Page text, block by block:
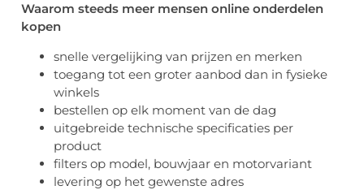
Waarom steeds meer mensen online onderdelen
kopen
snelle vergelijking van prijzen en merken
toegang tot een groter aanbod dan in fysieke
winkels
bestellen op elk moment van de dag
uitgebreide technische specificaties per
product
filters op model, bouwjaar en motorvariant
levering op het gewenste adres